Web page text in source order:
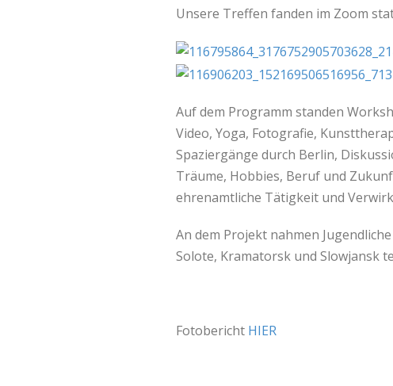
Unsere Treffen fanden im Zoom
Auf dem Programm standen
Video, Yoga, Fotografie,
Spaziergänge durch Berlin,
Träume, Hobbies, Beruf und
ehrenamtliche Tätigkeit und
An dem Projekt nahmen
Solote, Kramatorsk und Slowjansk
Fotobericht HIER